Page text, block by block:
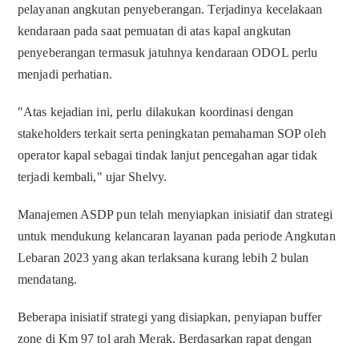
pelayanan angkutan penyeberangan. Terjadinya kecelakaan
kendaraan pada saat pemuatan di atas kapal angkutan
penyeberangan termasuk jatuhnya kendaraan ODOL perlu
menjadi perhatian.
"Atas kejadian ini, perlu dilakukan koordinasi dengan
stakeholders terkait serta peningkatan pemahaman SOP oleh
operator kapal sebagai tindak lanjut pencegahan agar tidak
terjadi kembali," ujar Shelvy.
Manajemen ASDP pun telah menyiapkan inisiatif dan strategi
untuk mendukung kelancaran layanan pada periode Angkutan
Lebaran 2023 yang akan terlaksana kurang lebih 2 bulan
mendatang.
Beberapa inisiatif strategi yang disiapkan, penyiapan buffer
zone di Km 97 tol arah Merak. Berdasarkan rapat dengan